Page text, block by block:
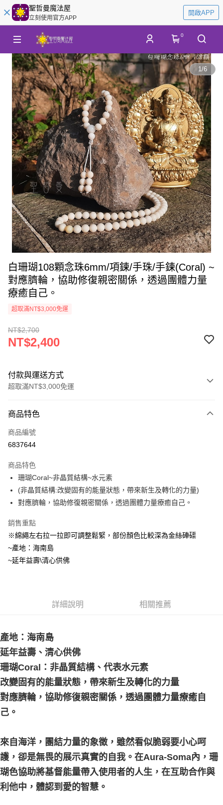
聖哲曼魔法屋
立刻使用官方APP
開啟APP
0
1/6
白珊瑚108顆念珠6mm/項鍊/手珠/手鍊(Coral) ~
對應臍輪，協助修復親密關係，透過團體力量
療癒自己。
超取滿NT$3,000免運
NT$2,700
NT$2,400
付款與運送方式
超取滿NT$3,000免運
信用卡一次付款
超商取貨付款
Apple Pay
街口支付
ATM付款
賣家宅配幫您送（台灣）
每筆NT$80，滿NT$3,000(含以上)免運費
郵局幫你送（離島）
每筆NT$80，滿NT$3,000(含以上)免運費
付款後門市自取
免運費
商品特色
商品編號
6837644
商品特色
珊瑚Coral~非晶質結構~水元素
(非晶質結構:改變固有的能量狀態，帶來新生及轉化的力量)
對應臍輪，協助修復親密關係，透過團體力量療癒自己。
銷售重點
※綿繩左右拉一拉即可調整鬆緊，部份顏色比較深為金絲硨磲
~產地：海南島
~延年益壽\清心供佛
詳細說明 相關推薦
產地：海南島
延年益壽、清心供佛
珊瑚Coral：非晶質結構、代表水元素
改變固有的能量狀態，帶來新生及轉化的力量
對應臍輪，協助修復親密關係，透過團體力量療癒自
己。
來自海洋，團結力量的象徵，雖然看似脆弱要小心呵
護，卻是無畏的展示真實的自我。在Aura-Soma內，珊
瑚色協助將基督能量帶入使用者的人生，在互助合作與
利他中，體認到愛的智慧。